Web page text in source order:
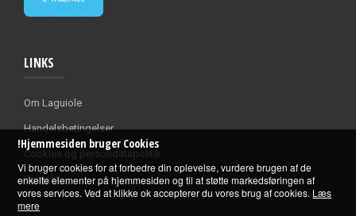
LINKS
Om Laguiole
Handelsbetingelser
Cookies og persondatapolitik
Kontakt
!Hjemmesiden bruger Cookies
Vi bruger cookies for at forbedre din oplevelse, vurdere brugen af de
enkelte elementer på hjemmesiden og til at støtte markedsføringen af
vores services. Ved at klikke ok accepterer du vores brug af cookies. Læs
mere